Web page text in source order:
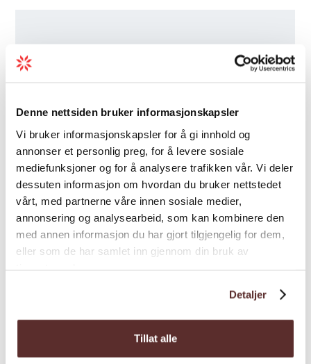
Denne nettsiden bruker informasjonskapsler
Vi bruker informasjonskapsler for å gi innhold og
annonser et personlig preg, for å levere sosiale
mediefunksjoner og for å analysere trafikken vår. Vi deler
dessuten informasjon om hvordan du bruker nettstedet
vårt, med partnerne våre innen sosiale medier,
annonsering og analysearbeid, som kan kombinere den
med annen informasjon du har gjort tilgjengelig for dem,
eller som de har samlet inn gjennom din bruk av
Detaljer
Tillat alle